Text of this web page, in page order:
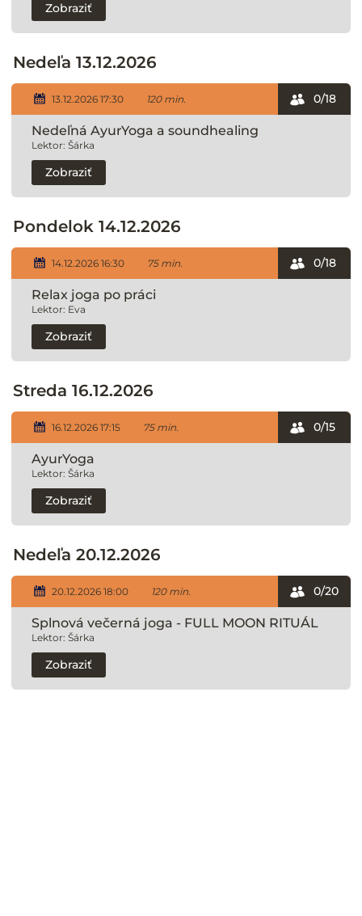
Zobraziť
Nedeľa 13.12.2026
13.12.2026 17:30 120 min.
Nedeľná AyurYoga a soundhealing
Lektor: Šárka
0/18
Zobraziť
Pondelok 14.12.2026
14.12.2026 16:30 75 min.
Relax joga po práci
Lektor: Eva
0/18
Zobraziť
Streda 16.12.2026
16.12.2026 17:15 75 min.
AyurYoga
Lektor: Šárka
0/15
Zobraziť
Nedeľa 20.12.2026
20.12.2026 18:00 120 min.
Splnová večerná joga - FULL MOON RITUÁL
Lektor: Šárka
0/20
Zobraziť